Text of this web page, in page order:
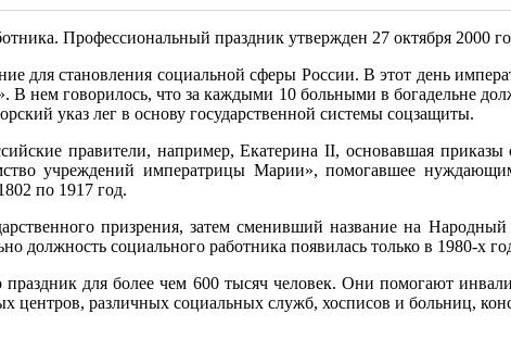
Профессиональный праздник утвержден 27 октября
для становления социальной сферы России. В этот день
В нем говорилось, что за каждыми 10 больными в богадельне
указ лег в основу государственной системы соцзащиты.
правители, например, Екатерина II, основавшая
учреждений императрицы Марии», помогавшее
по 1917 год.
призрения, затем сменивший название на
социального работника появилась только в 1980-х
для более чем 600 тысяч человек. Они помогают
различных социальных служб, хосписов и больниц,